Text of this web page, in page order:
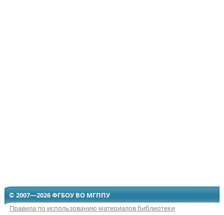
© 2007—2026 ФГБОУ ВО МГППУ
Правила по использованию материалов библиотеки